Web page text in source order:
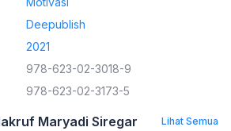
Deepublish
2021
978-623-02-3018-9
978-623-02-3173-5
Maryadi Siregar Lihat Semua